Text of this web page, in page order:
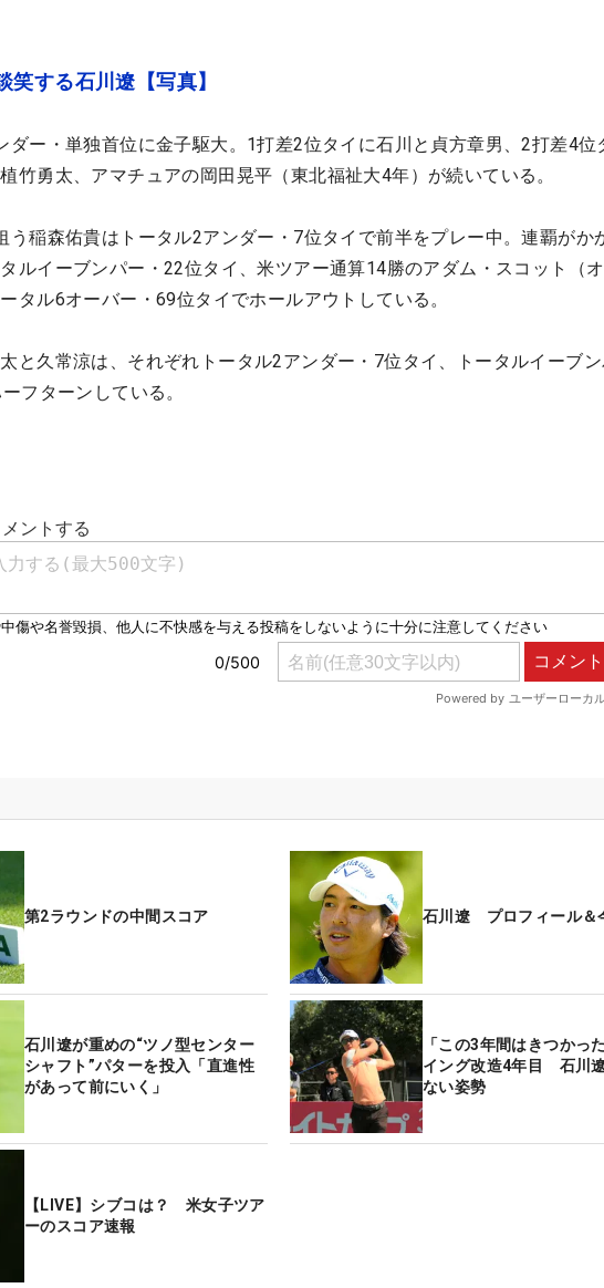
笑する石川遼【写真】
ダー・単独首位に金子駆大。1打差2位タイに石川と貞方章男、2打差4位
竹勇太、アマチュアの岡田晃平（東北福祉大4年）が続いている。
う稲森佑貴はトータル2アンダー・7位タイで前半をプレー中。連覇がか
ルイーブンパー・22位タイ、米ツアー通算14勝のアダム・スコット（
タル6オーバー・69位タイでホールアウトしている。
と久常涼は、それぞれトータル2アンダー・7位タイ、トータルイーブ
フターンしている。
第2ラウンドの中間スコア 石川遼 プロフィール＆
石川遼が重めの“ツノ型センター
シャフト”パターを投入「直進性
があって前にいく」
「この3年間はきつかっ
イング改造4年目 石川
ない姿勢
【LIVE】シブコは？ 米女子ツア
ーのスコア速報